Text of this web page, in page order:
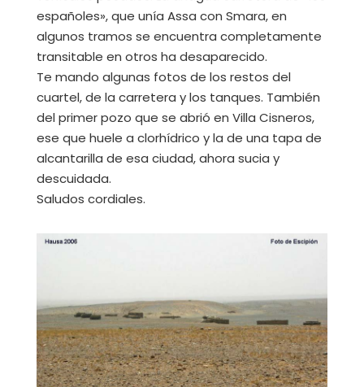
españoles», que unía Assa con Smara, en
algunos tramos se encuentra completamente
transitable en otros ha desaparecido.
Te mando algunas fotos de los restos del
cuartel, de la carretera y los tanques. También
del primer pozo que se abrió en Villa Cisneros,
ese que huele a clorhídrico y la de una tapa de
alcantarilla de esa ciudad, ahora sucia y
descuidada.
Saludos cordiales.